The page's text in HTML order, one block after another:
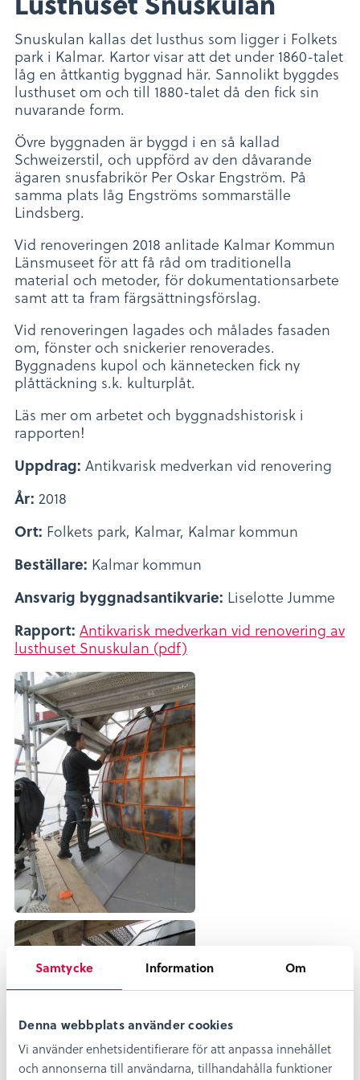
Samtycke Information Om
Denna webbplats använder cookies
Vi använder enhetsidentifierare för att anpassa innehållet
och annonserna till användarna, tillhandahålla funktioner
Snuskulan kallas det lusthus som ligger i Folkets
park i Kalmar. Kartor visar att det under 1860-talet
låg en åttkantig byggnad här. Sannolikt byggdes
lusthuset om och till 1880-talet då den fick sin
nuvarande form.
Övre byggnaden är byggd i en så kallad
Schweizerstil, och uppförd av den dåvarande
ägaren snusfabrikör Per Oskar Engström. På
samma plats låg Engströms sommarställe
Lindsberg.
Vid renoveringen 2018 anlitade Kalmar Kommun
Länsmuseet för att få råd om traditionella
material och metoder, för dokumentationsarbete
samt att ta fram färgsättningsförslag.
Vid renoveringen lagades och målades fasaden
om, fönster och snickerier renoverades.
Byggnadens kupol och kännetecken fick ny
plåttäckning s.k. kulturplåt.
Läs mer om arbetet och byggnadshistorisk i
rapporten!
Uppdrag: Antikvarisk medverkan vid renovering
År: 2018
Ort: Folkets park, Kalmar, Kalmar kommun
Beställare: Kalmar kommun
Ansvarig byggnadsantikvarie: Liselotte Jumme
Rapport: Antikvarisk medverkan vid renovering av
lusthuset Snuskulan (pdf)